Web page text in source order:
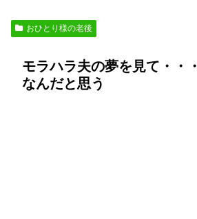
おひとり様の老後
モラハラ夫の夢を見て・・
なんだと思う